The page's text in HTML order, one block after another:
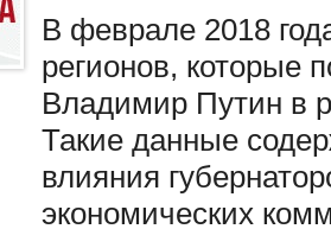
В феврале 2018
регионов, которые
Владимир Путин в
Такие данные
влияния
экономических